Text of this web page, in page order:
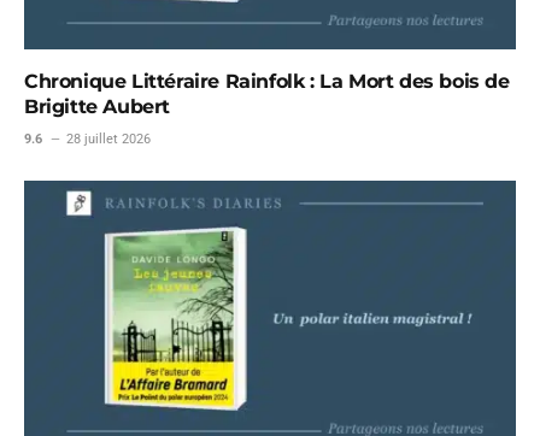
Chronique Littéraire Rainfolk : La Mort des bois de
Brigitte Aubert
9.6 28 juillet 2026